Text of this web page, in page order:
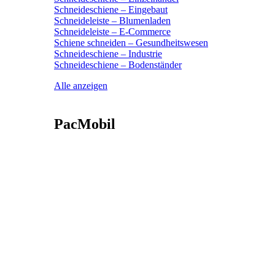
Schneideschiene – Eingebaut
Schneideleiste – Blumenladen
Schneideleiste – E-Commerce
Schiene schneiden – Gesundheitswesen
Schneideschiene – Industrie
Schneideschiene – Bodenständer
Alle anzeigen
PacMobil